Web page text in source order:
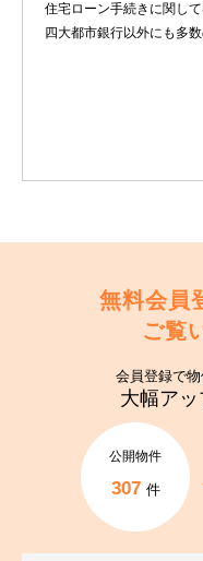
住宅ローン手続きに関し
四大都市銀行以外にも多
無料会員
ご覧
会員登録で物
大幅アッ
公開物件
307 件